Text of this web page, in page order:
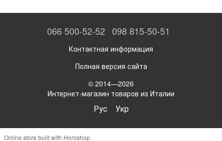
066 500-52-52 098 815-50-51
Контактная информация
Полная версия сайта
© 2014—2026
Интернет-магазин товаров из Италии
Рус Укр
Online store built with Horoshop